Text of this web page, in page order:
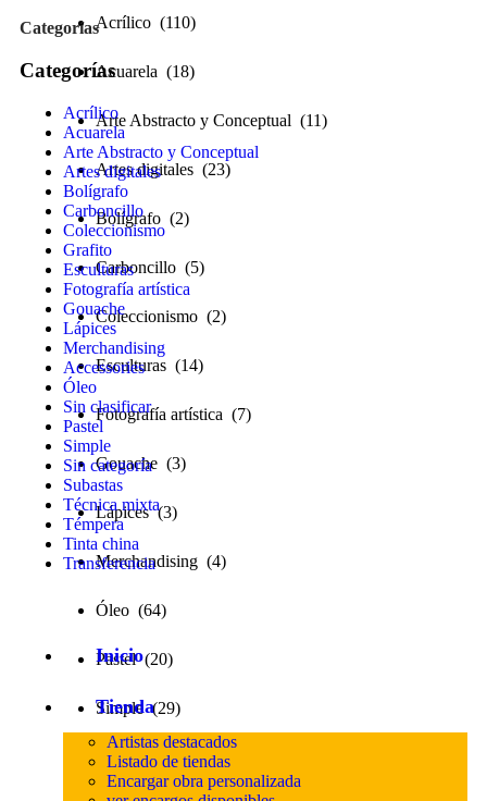
Acrílico (110)
Acuarela (18)
Arte Abstracto y Conceptual (11)
Artes digitales (23)
Bolígrafo (2)
Carboncillo (5)
Coleccionismo (2)
Esculturas (14)
Fotografía artística (7)
Gouache (3)
Lápices (3)
Merchandising (4)
Óleo (64)
Pastel (20)
Simple (29)
Sin categoría (2)
Categorías
Categorías
Acrílico
Acuarela
Arte Abstracto y Conceptual
Artes digitales
Bolígrafo
Carboncillo
Coleccionismo
Grafito
Esculturas
Fotografía artística
Gouache
Lápices
Merchandising
Accessories
Óleo
Sin clasificar
Pastel
Simple
Sin categoría
Subastas
Técnica mixta
Témpera
Tinta china
Transferencia
Inicio
Tienda
Artistas destacados
Listado de tiendas
Encargar obra personalizada